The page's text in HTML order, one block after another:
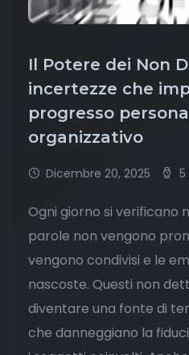
Il Potere dei Non
incertezze che
progresso
organizzativo
Dicembre 20, 2025 5
Ogni giorno si verificano
parole non vengono
vengono condivisi e le
nascoste. Questi non
diventare una fonte di
che danneggiano la